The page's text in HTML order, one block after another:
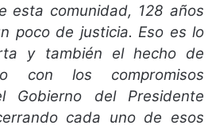
esta comunidad, 128 años
poco de justicia. Eso es lo
y también el hecho de
con los compromisos
Gobierno del Presidente
cada uno de esos